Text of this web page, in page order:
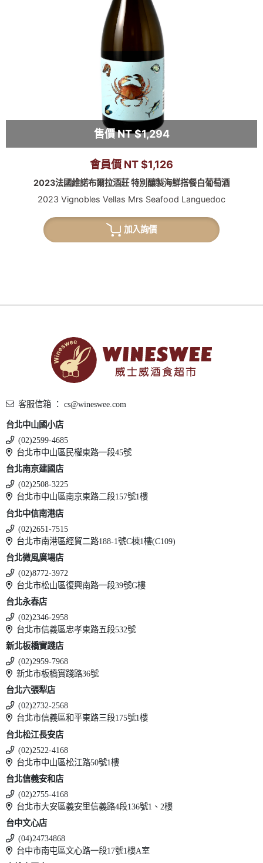
售價 NT $1,294
會員價 NT $1,126
2023法國維諾布爾拉酒莊 特別釀製海鮮搭餐白葡萄酒
2023 Vignobles Vellas Mrs Seafood Languedoc
加入詢價
客服信箱 ： cs@wineswee.com
台北中山國小店
(02)2599-4685
台北市中山區民權東路一段45號
台北南京建國店
(02)2508-3225
台北市中山區南京東路二段157號1樓
台北中信南港店
(02)2651-7515
台北市南港區經貿二路188-1號C棟1樓(C109)
台北微風廣場店
(02)8772-3972
台北市松山區復興南路一段39號G樓
台北永春店
(02)2346-2958
台北市信義區忠孝東路五段532號
新北板橋實踐店
(02)2959-7968
新北市板橋實踐路36號
台北六張犁店
(02)2732-2568
台北市信義區和平東路三段175號1樓
台北松江長安店
(02)2522-4168
台北市中山區松江路50號1樓
台北信義安和店
(02)2755-4168
台北市大安區義安里信義路4段136號1、2樓
台中文心店
(04)24734868
台中市南屯區文心路一段17號1樓A室